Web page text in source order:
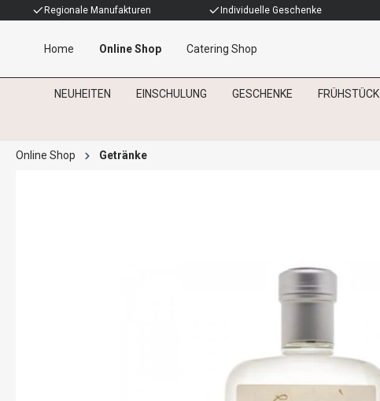
Regionale Manufakturen Individuelle Geschenke
Home Online Shop Catering Shop
NEUHEITEN EINSCHULUNG GESCHENKE FRÜHSTÜCK
Online Shop Getränke